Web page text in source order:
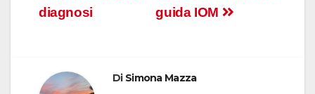
guida IOM
diagnosi
Di Simona Mazza